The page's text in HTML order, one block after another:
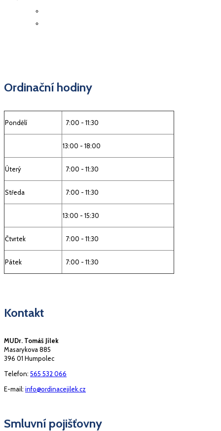
Ordinační hodiny
Pondělí 7:00 - 11:30
13:00 - 18:00
Úterý 7:00 - 11:30
Středa 7:00 - 11:30
13:00 - 15:30
Čtvrtek 7:00 - 11:30
Pátek 7:00 - 11:30
Kontakt
MUDr. Tomáš Jílek
Masarykova 885
396 01 Humpolec
Telefon: 565 532 066
E-mail: info@ordinacejilek.cz
Smluvní pojišťovny